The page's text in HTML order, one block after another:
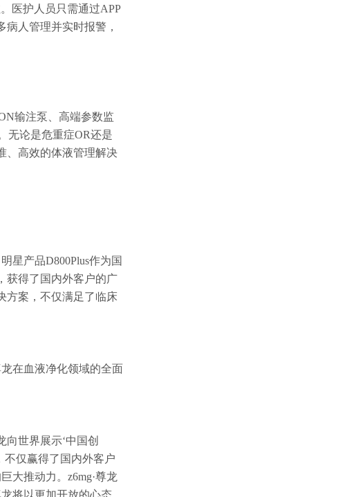
医护人员只需通过APP
人管理并实时报警，
输注泵、高端参数监
无论是危重症OR还是
、高效的体液管理解决
星产品D800Plus作为国
获得了国内外客户的广
方案，不仅满足了临床
在血液净化领域的全面
向世界展示‘中国创
不仅赢得了国内外客户
大推动力。z6mg·尊龙
将以更加开放的心态、